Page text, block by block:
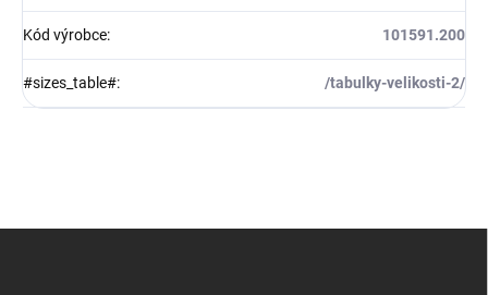
Kód výrobce: 101591.200
#sizes_table#: /tabulky-velikosti-2/